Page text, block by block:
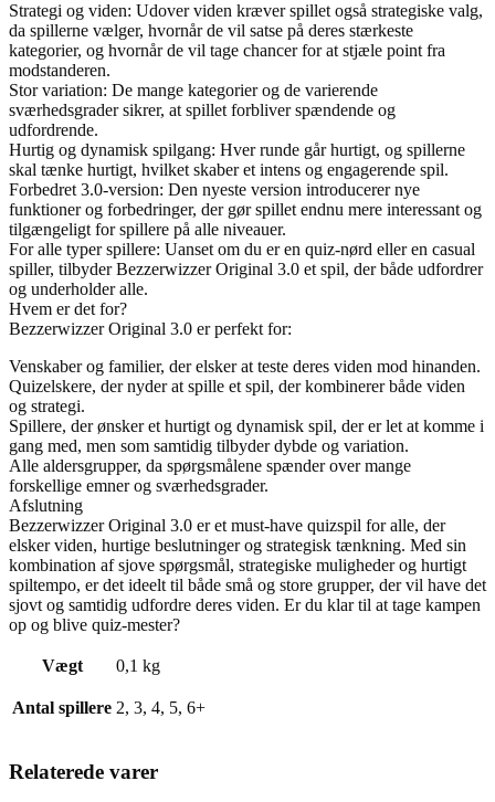
Strategi og viden: Udover viden kræver spillet også strategiske valg,
da spillerne vælger, hvornår de vil satse på deres stærkeste
kategorier, og hvornår de vil tage chancer for at stjæle point fra
modstanderen.
Stor variation: De mange kategorier og de varierende
sværhedsgrader sikrer, at spillet forbliver spændende og
udfordrende.
Hurtig og dynamisk spilgang: Hver runde går hurtigt, og spillerne
skal tænke hurtigt, hvilket skaber et intens og engagerende spil.
Forbedret 3.0-version: Den nyeste version introducerer nye
funktioner og forbedringer, der gør spillet endnu mere interessant og
tilgængeligt for spillere på alle niveauer.
For alle typer spillere: Uanset om du er en quiz-nørd eller en casual
spiller, tilbyder Bezzerwizzer Original 3.0 et spil, der både udfordrer
og underholder alle.
Hvem er det for?
Bezzerwizzer Original 3.0 er perfekt for:
Venskaber og familier, der elsker at teste deres viden mod hinanden.
Quizelskere, der nyder at spille et spil, der kombinerer både viden
og strategi.
Spillere, der ønsker et hurtigt og dynamisk spil, der er let at komme i
gang med, men som samtidig tilbyder dybde og variation.
Alle aldersgrupper, da spørgsmålene spænder over mange
forskellige emner og sværhedsgrader.
Afslutning
Bezzerwizzer Original 3.0 er et must-have quizspil for alle, der
elsker viden, hurtige beslutninger og strategisk tænkning. Med sin
kombination af sjove spørgsmål, strategiske muligheder og hurtigt
spiltempo, er det ideelt til både små og store grupper, der vil have det
sjovt og samtidig udfordre deres viden. Er du klar til at tage kampen
op og blive quiz-mester?
Vægt 0,1 kg
Antal spillere 2, 3, 4, 5, 6+
Relaterede varer